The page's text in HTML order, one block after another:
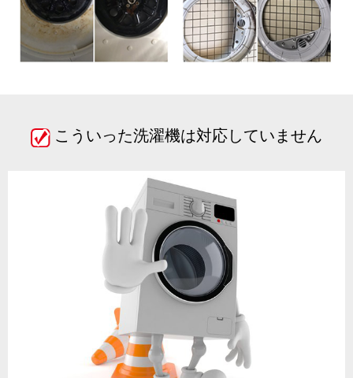
こういった洗濯機は対応していません